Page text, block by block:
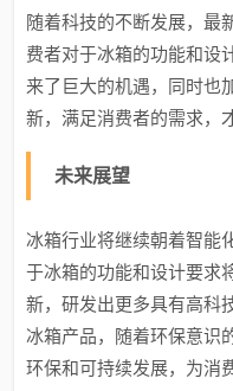
随着科技的不断发展，最
费者对于冰箱的功能和设
来了巨大的机遇，同时也
新，满足消费者的需求，
未来展望
冰箱行业将继续朝着智能
于冰箱的功能和设计要求
新，研发出更多具有高科
冰箱产品，随着环保意识
环保和可持续发展，为消